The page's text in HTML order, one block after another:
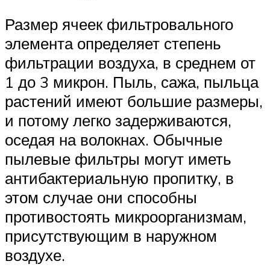
Размер ячеек фильтровального
элемента определяет степень
фильтрации воздуха, в среднем от
1 до 3 микрон. Пыль, сажа, пыльца
растений имеют большие размеры,
и потому легко задерживаются,
оседая на волокнах. Обычные
пылевые фильтры могут иметь
антибактериальную пропитку, в
этом случае они способны
противостоять микроорганизмам,
присутствующим в наружном
воздухе.